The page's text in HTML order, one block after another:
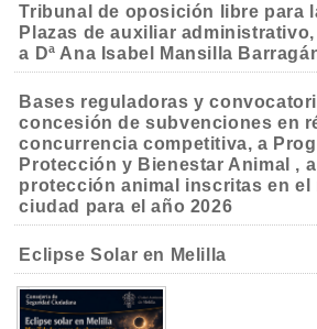
Tribunal de oposición libre para
Plazas de auxiliar
a Dª Ana Isabel Mansilla
Bases reguladoras y
concesión de subvenciones en
concurrencia competitiva, a
Protección y Bienestar Animal ,
protección animal inscritas en el
ciudad para el año 2026
Eclipse Solar en Melilla